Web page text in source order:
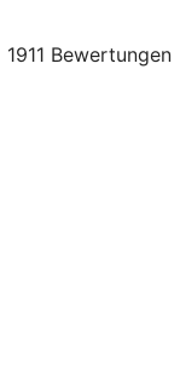
1911 Bewertungen